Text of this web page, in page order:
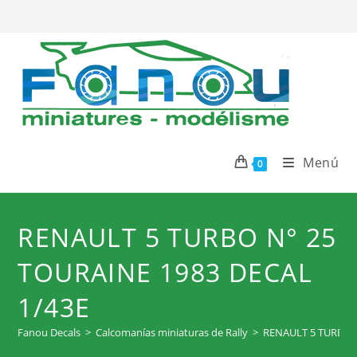
contenido
0 Menú
RENAULT 5 TURBO N° 25
TOURAINE 1983 DECAL
1/43E
Fanou Decals > Calcomanías miniaturas de Rally > RENAULT 5